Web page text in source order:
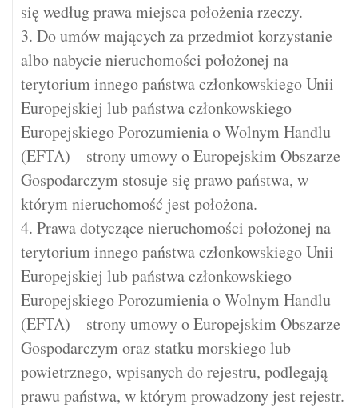
się według prawa miejsca położenia rzeczy.
3. Do umów mających za przedmiot korzystanie
albo nabycie nieruchomości położonej na
terytorium innego państwa członkowskiego Unii
Europejskiej lub państwa członkowskiego
Europejskiego Porozumienia o Wolnym Handlu
(EFTA) – strony umowy o Europejskim Obszarze
Gospodarczym stosuje się prawo państwa, w
którym nieruchomość jest położona.
4. Prawa dotyczące nieruchomości położonej na
terytorium innego państwa członkowskiego Unii
Europejskiej lub państwa członkowskiego
Europejskiego Porozumienia o Wolnym Handlu
(EFTA) – strony umowy o Europejskim Obszarze
Gospodarczym oraz statku morskiego lub
powietrznego, wpisanych do rejestru, podlegają
prawu państwa, w którym prowadzony jest rejestr.